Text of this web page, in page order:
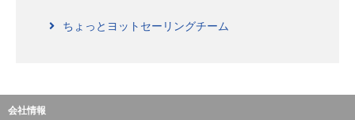
ちょっとヨットセーリングチーム
会社情報